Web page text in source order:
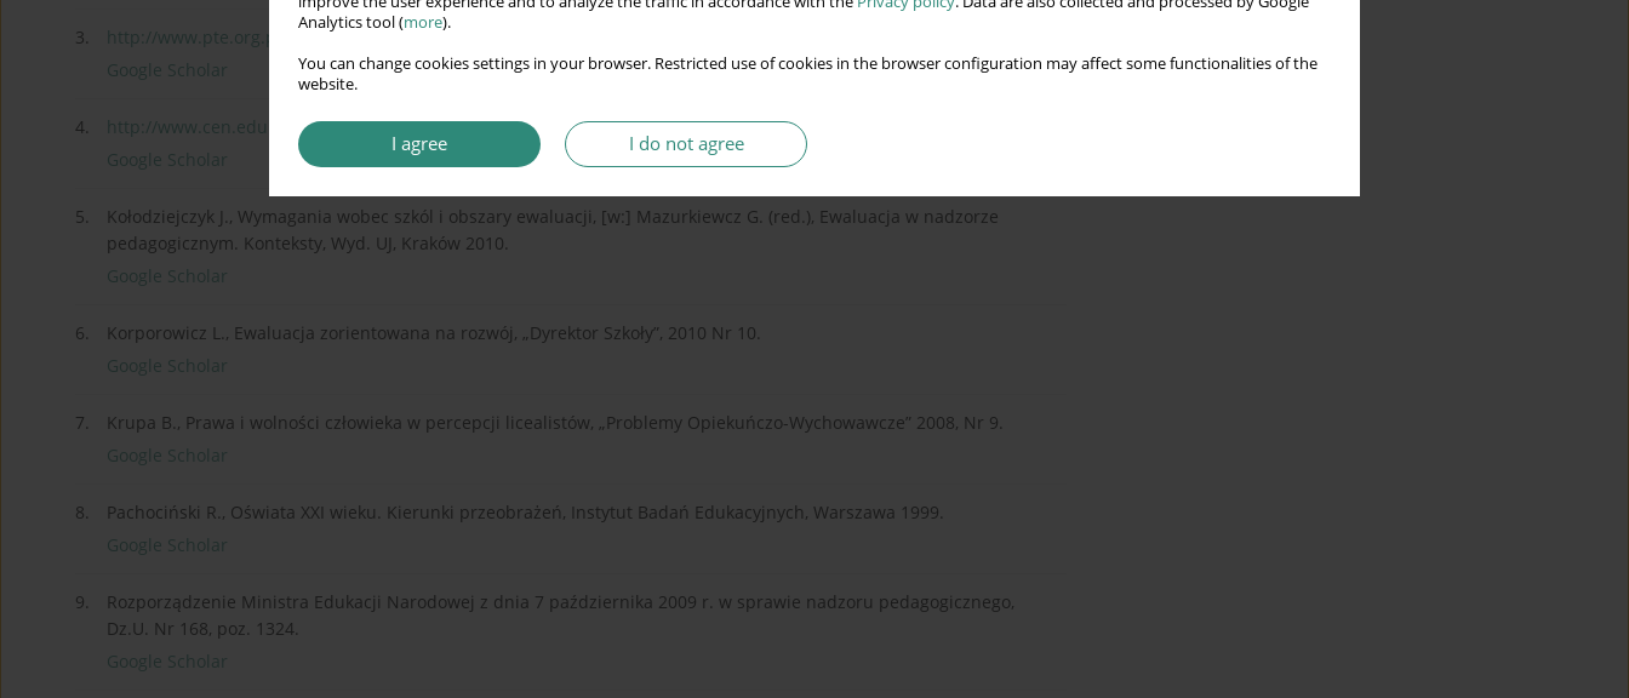
Analytics tool (more).
You can change cookies settings in your browser. Restricted use of cookies in the browser configuration may affect some functionalities of the
website.
I agree I do not agree
3. http://www.pte.org.pl/x.php/1,...
Google Scholar
4. http://www.cen.edu.pl/cen_serw....
Google Scholar
5.
Kołodziejczyk J., Wymagania wobec szkól i obszary ewaluacji, [w:] Mazurkiewcz G. (red.), Ewaluacja w nadzorze
pedagogicznym. Konteksty, Wyd. UJ, Kraków 2010.
Google Scholar
6.
Korporowicz L., Ewaluacja zorientowana na rozwój, „Dyrektor Szkoły”, 2010 Nr 10.
Google Scholar
7.
Krupa B., Prawa i wolności człowieka w percepcji licealistów, „Problemy Opiekuńczo-Wychowawcze” 2008, Nr 9.
Google Scholar
8.
Pachociński R., Oświata XXI wieku. Kierunki przeobrażeń, Instytut Badań Edukacyjnych, Warszawa 1999.
Google Scholar
9.
Rozporządzenie Ministra Edukacji Narodowej z dnia 7 października 2009 r. w sprawie nadzoru pedagogicznego,
Dz.U. Nr 168, poz. 1324.
Google Scholar